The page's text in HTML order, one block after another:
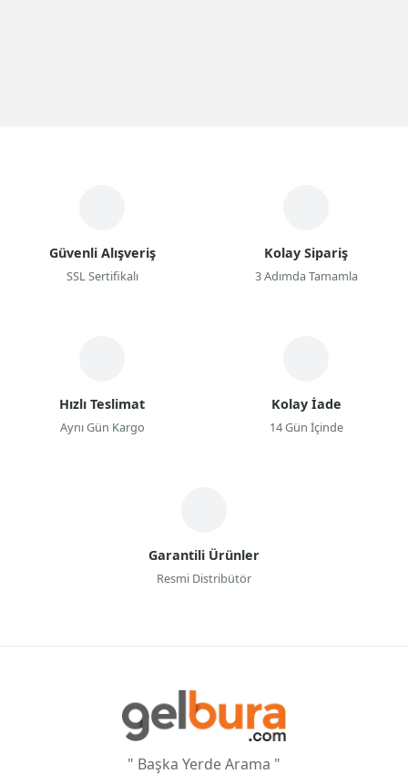
Güvenli Alışveriş
SSL Sertifikalı
Kolay Sipariş
3 Adımda Tamamla
Hızlı Teslimat
Aynı Gün Kargo
Kolay İade
14 Gün İçinde
Garantili Ürünler
Resmi Distribütör
" Başka Yerde Arama "